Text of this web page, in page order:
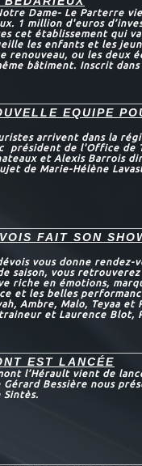
Dame- Le Parterre
1 million d'euros
cet établissement qui
les enfants et les
renouveau, ou les deux
bâtiment. Inscrit dans
EQUIPE
arrivent dans la
président de l'Office de
et Alexis Barrois
de Marie-Hélène
FAIT SON
vous donne rendez-
saison, vous
riche en émotions,
et les belles
Ambre, Malo, Teyaa et
et Laurence Blot,
EST LANCÉE
l’Hérault vient de
Gérard Bessière nous
Sintès.